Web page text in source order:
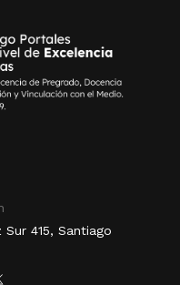
415, Santiago